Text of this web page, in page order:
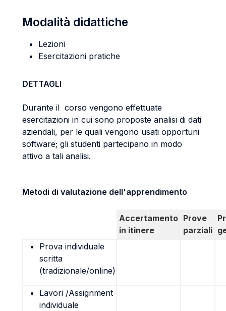
Modalità didattiche
Lezioni
Esercitazioni pratiche
DETTAGLI
Durante il corso vengono effettuate
esercitazioni in cui sono proposte analisi di dati
aziendali, per le quali vengono usati opportuni
software; gli studenti partecipano in modo
attivo a tali analisi.
Metodi di valutazione dell'apprendimento
Accertamento
in itinere
Prove
parziali
Prova individuale
scritta
(tradizionale/online)
Lavori /Assignment
individuale